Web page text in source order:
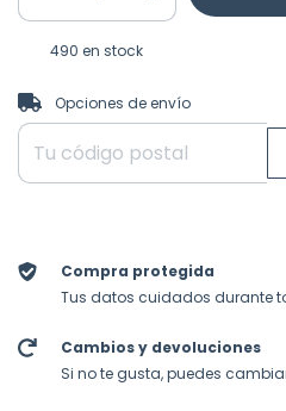
490 en stock
Entregas para el CP:
Opciones de envío
Compra protegida
Tus datos cuidados durante
Cambios y devoluciones
Si no te gusta, puedes